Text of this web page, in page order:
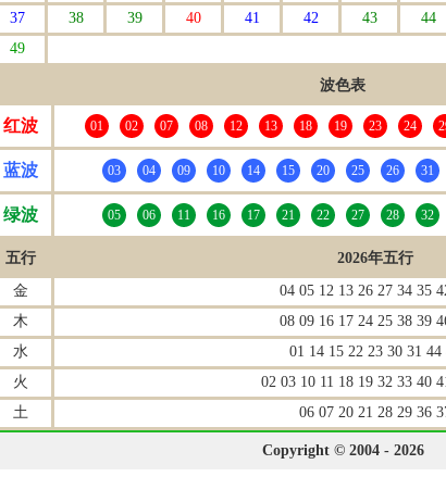
37
38 39 40 41 42 43 44
49
波色表
红波 01 02 07 08 12 13 18 19 23 24
蓝波 03 04 09 10 14 15 20 25 26 31
绿波 05 06 11 16 17 21 22 27 28 32
五行
2026年五行
金
04 05 12 13 26 27 34 35
木
08 09 16 17 24 25 38 39
水
01 14 15 22 23 30 31 44
火
02 03 10 11 18 19 32 33 40
土
06 07 20 21 28 29 36
Copyright © 2004 - 2026